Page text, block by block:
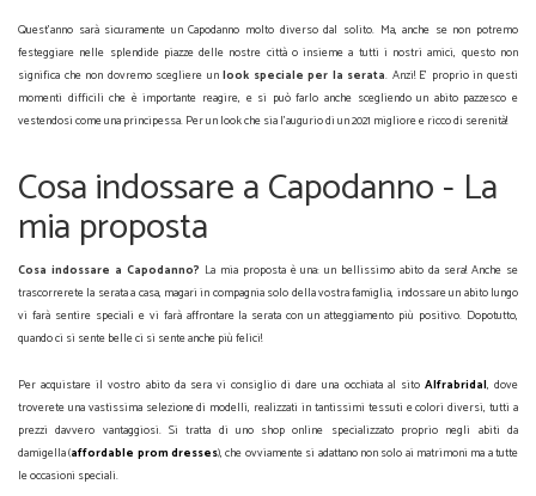
Quest'anno sarà sicuramente un Capodanno molto diverso dal solito. Ma, anche se non potremo
festeggiare nelle splendide piazze delle nostre città o insieme a tutti i nostri amici, questo non
significa che non dovremo scegliere unlook speciale per la serata. Anzi! E' proprio in questi
momenti difficili che è importante reagire, e si può farlo anche scegliendo un abito pazzesco e
vestendosi come una principessa. Per un look che sia l'augurio di un 2021 migliore e ricco di serenità!
Cosa indossare a Capodanno - La
mia proposta
Cosa indossare a Capodanno? La mia proposta è una: un bellissimo abito da sera! Anche se
trascorrerete la serata a casa, magari in compagnia solo della vostra famiglia, indossare un abito lungo
vi farà sentire speciali e vi farà affrontare la serata con un atteggiamento più positivo. Dopotutto,
quando ci si sente belle ci si sente anche più felici!
Per acquistare il vostro abito da sera vi consiglio di dare una occhiata al sito Alfrabridal, dove
troverete una vastissima selezione di modelli, realizzati in tantissimi tessuti e colori diversi, tutti a
prezzi davvero vantaggiosi. Si tratta di uno shop online specializzato proprio negli abiti da
damigella (affordable prom dresses), che ovviamente si adattano non solo ai matrimoni ma a tutte
le occasioni speciali.